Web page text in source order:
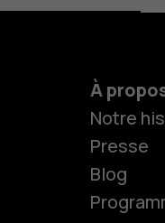
À
Notre
Presse
Blog